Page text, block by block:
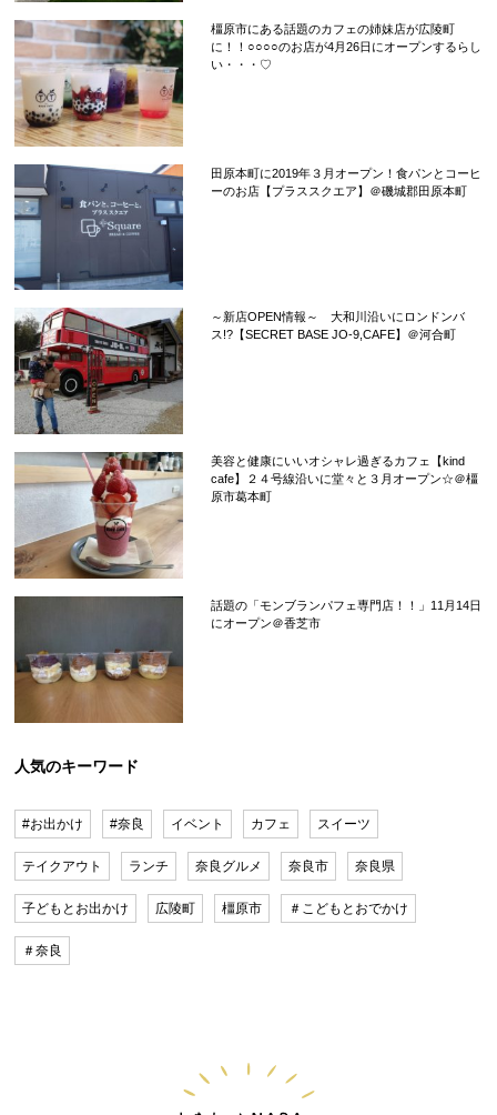
橿原市にある話題のカフェの姉妹店が広陵町
に！！○○○○のお店が4月26日にオープンするらし
い・・・♡
田原本町に2019年３月オープン！食パンとコーヒ
ーのお店【プラススクエア】＠磯城郡田原本町
～新店OPEN情報～ 大和川沿いにロンドンバ
ス!?【SECRET BASE JO-9,CAFE】＠河合町
美容と健康にいいオシャレ過ぎるカフェ【kind
cafe】２４号線沿いに堂々と３月オープン☆＠橿
原市葛本町
話題の「モンブランパフェ専門店！！」11月14日
にオープン＠香芝市
人気のキーワード
#お出かけ #奈良 イベント カフェ スイーツ
テイクアウト ランチ 奈良グルメ 奈良市 奈良県
子どもとお出かけ 広陵町 橿原市 ＃こどもとおでかけ
＃奈良